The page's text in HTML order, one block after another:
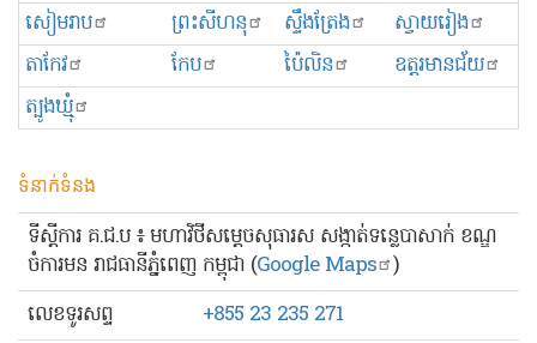
សៀមរាប
ព្រះសីហនុ ស្ទឹងត្រែង
ស្វាយរៀង
តាកែវ
កែប ប៉ៃលិន
ឧត្ដរមានជ័យ
ត្បូងឃ្មុំ
ទំនាក់ទំនង
ទីស្ដីការ គ.ជ.ប ៖ មហាវិថីសម្ដេចសុធារស សង្កាត់ទន្លេបាសាក់ ខណ្ឌ
ចំការមន រាជធានីភ្នំពេញ កម្ពុជា (Google Maps )
លេខ​ទូរសព្ទ
+855 23 235 271